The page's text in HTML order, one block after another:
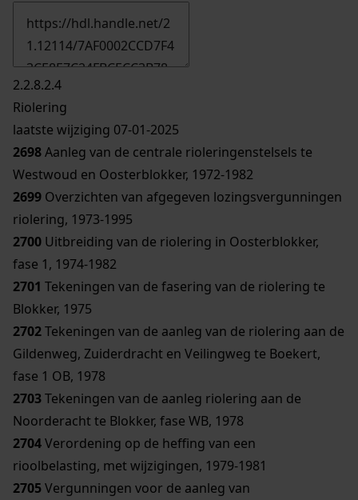
2.2.8.2.4
Riolering
laatste wijziging 07-01-2025
2698Aanleg van de centrale rioleringenstelsels te
Westwoud en Oosterblokker, 1972-1982
2699 Overzichten van afgegeven lozingsvergunningen
riolering, 1973-1995
2700 Uitbreiding van de riolering in Oosterblokker,
fase 1, 1974-1982
2701 Tekeningen van de fasering van de riolering te
Blokker, 1975
2702Tekeningen van de aanleg van de riolering aan de
Gildenweg, Zuiderdracht en Veilingweg te Boekert,
fase 1 OB, 1978
2703Tekeningen van de aanleg riolering aan de
Noorderacht te Blokker, fase WB, 1978
2704Verordening op de heffing van een
rioolbelasting, met wijzigingen, 1979-1981
2705Vergunningen voor de aanleg van